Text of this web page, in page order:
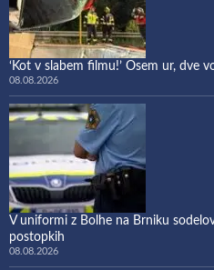
‘Kot v slabem filmu!’ Osem ur, dve
08.08.2026
V uniformi z Bolhe na Brniku
postopkih
08.08.2026